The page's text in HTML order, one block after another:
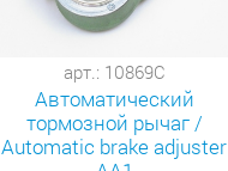
арт.: 10869C
Автоматический
тормозной рычаг /
Automatic brake adjuster